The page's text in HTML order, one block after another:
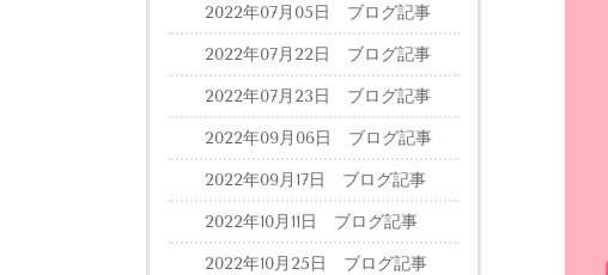
2022年07月05日 ブログ記事
2022年07月22日 ブログ記事
2022年07月23日 ブログ記事
2022年09月06日 ブログ記事
2022年09月17日 ブログ記事
2022年10月11日 ブログ記事
2022年10月25日 ブログ記事